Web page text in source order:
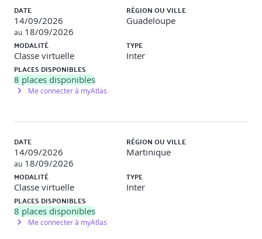
déclaration d’applicabilité
• Définir le périmètre et les objectifs du SMSI
• Mesures de sécurité : revue des 114 mesures de
l’annexe A
• Atelier : construire un plan de mise en place d’un SMSI
adapté à un contexte donné
• Cadre réglementaire français et européen : RGPD, LPM,
directive NIS 2, code pénal, obligations CNIL
• Obligations spécifiques par secteur (santé, finance,
• Audit interne et audit de conformité ISO 27001
DATE
14/09/2026
au 18/09/2026
RÉGION OU VILLE
Guadeloupe
MODALITÉ
Classe virtuelle
TYPE
Inter
PLACES DISPONIBLES
8 places disponibles
Me connecter à myAtlas
DATE
14/09/2026
au 18/09/2026
RÉGION OU VILLE
Martinique
MODALITÉ
Classe virtuelle
TYPE
Inter
PLACES DISPONIBLES
8 places disponibles
Me connecter à myAtlas